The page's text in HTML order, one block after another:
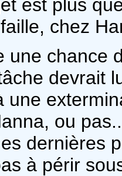
est plus
chez
une chance
devrait
une
ou
dernières
à périr